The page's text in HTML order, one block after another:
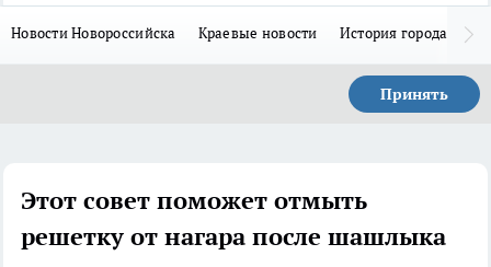
Новости Новороссийска Краевые новости История города Н
Принять
Этот совет поможет отмыть
решетку от нагара после шашлыка